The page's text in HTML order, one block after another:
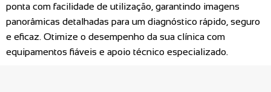
ponta com facilidade de utilização, garantindo imagens
panorâmicas detalhadas para um diagnóstico rápido, seguro
e eficaz. Otimize o desempenho da sua clínica com
equipamentos fiáveis e apoio técnico especializado.